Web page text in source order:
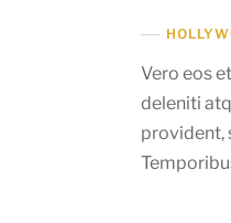
Vero eos
deleniti
provident,